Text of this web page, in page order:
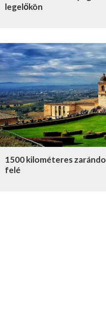
legelőkön
1500 kilométeres
felé